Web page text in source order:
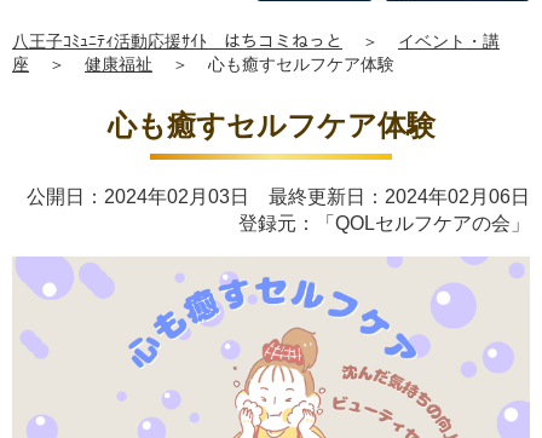
八王子ｺﾐｭﾆﾃｨ活動応援ｻｲﾄ はちコミねっと ＞
イベント・講
座
＞ 健康福祉 ＞ 心も癒すセルフケア体験
心も癒すセルフケア体験
公開日：2024年02月03日 最終更新日：2024年02月06日
登録元：「QOLセルフケアの会」